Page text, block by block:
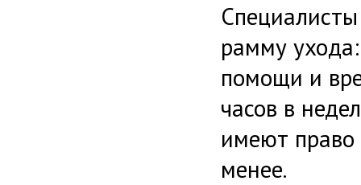
рамму
помощи и
часов в
имеют
менее.